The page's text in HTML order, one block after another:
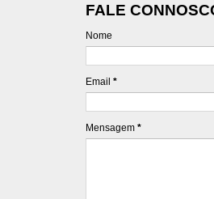
FALE
Nome
Email *
Mensagem *